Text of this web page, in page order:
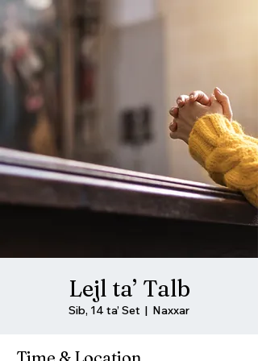
Lejl ta’ Talb
Sib, 14 ta’ Set
  |
Naxxar